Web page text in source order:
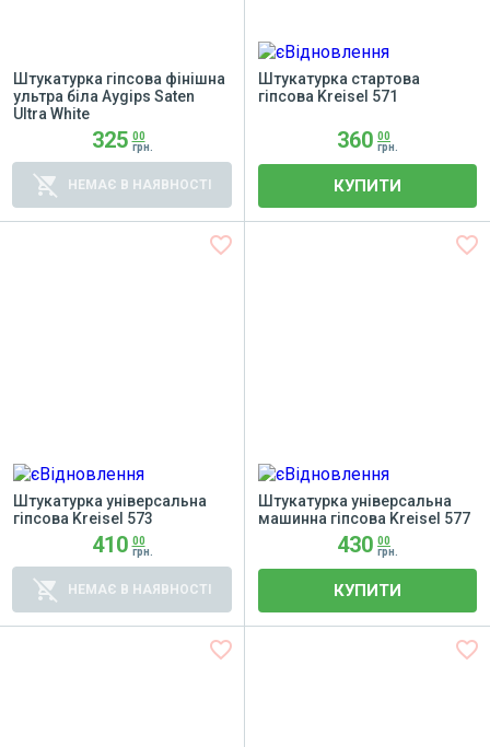
Штукатурка гіпсова фінішна
ультра біла Aygips Saten
Ultra White
325 00
грн.
remove_shopping_cart НЕМАЄ В НАЯВНОСТІ
Штукатурка стартова
гіпсова Kreisel 571
360 00
грн.
КУПИТИ
Штукатурка універсальна
гіпсова Kreisel 573
410 00
грн.
remove_shopping_cart НЕМАЄ В НАЯВНОСТІ
favorite_border
Штукатурка універсальна
машинна гіпсова Kreisel 577
430 00
грн.
КУПИТИ
favorite_border
favorite_border favorite_border